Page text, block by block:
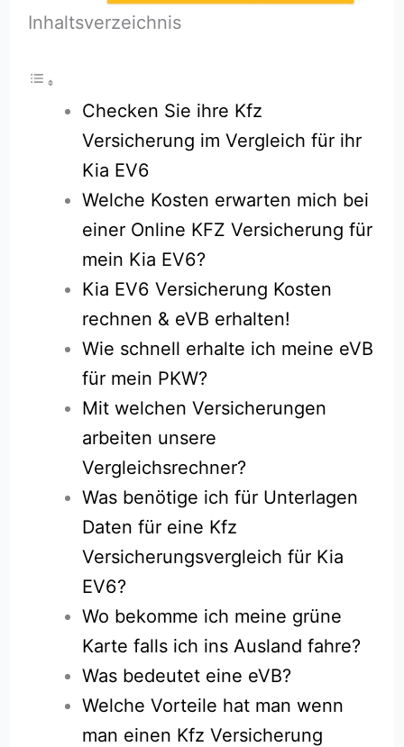
Inhaltsverzeichnis
Checken Sie ihre Kfz
Versicherung im Vergleich für ihr
Kia EV6
Welche Kosten erwarten mich bei
einer Online KFZ Versicherung für
mein Kia EV6?
Kia EV6 Versicherung Kosten
rechnen & eVB erhalten!
Wie schnell erhalte ich meine eVB
für mein PKW?
Mit welchen Versicherungen
arbeiten unsere
Vergleichsrechner?
Was benötige ich für Unterlagen
Daten für eine Kfz
Versicherungsvergleich für Kia
EV6?
Wo bekomme ich meine grüne
Karte falls ich ins Ausland fahre?
Was bedeutet eine eVB?
Welche Vorteile hat man wenn
man einen Kfz Versicherung